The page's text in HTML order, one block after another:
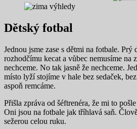
Dětský fotbal
Jednou jsme zase s dětmi na fotbale. Prý
rozhodčímu kecat a vůbec nemusíme na
nechceme. No tak jasně že nechceme.
místo lyží stojíme v hale bez sedaček,
aspoň remcáme.
Přišla zpráva od šéftrenéra, že mi to
Oni jsou na fotbale jak tříhlavá saň.
sežerou celou ruku.